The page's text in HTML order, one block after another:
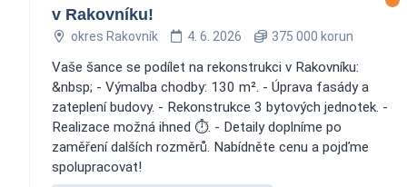
v Rakovníku!
okres Rakovník 4. 6. 2026 375 000 korun
Vaše šance se podílet na rekonstrukci v Rakovníku:
&nbsp; - Výmalba chodby: 130 m². - Úprava fasády a
zateplení budovy. - Rekonstrukce 3 bytových jednotek. -
Realizace možná ihned ⏱️. - Detaily doplníme po
zaměření dalších rozměrů. Nabídněte cenu a pojďme
spolupracovat!